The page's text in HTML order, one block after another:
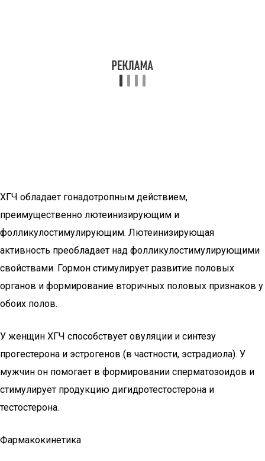
ХГЧ обладает гонадотропным действием,
преимущественно лютеинизирующим и
фолликулостимулирующим. Лютеинизирующая
активность преобладает над фолликулостимулирующими
свойствами. Гормон стимулирует развитие половых
органов и формирование вторичных половых признаков у
обоих полов.
У женщин ХГЧ способствует овуляции и синтезу
прогестерона и эстрогенов (в частности, эстрадиола). У
мужчин он помогает в формировании сперматозоидов и
стимулирует продукцию дигидротестостерона и
тестостерона.
Фармакокинетика